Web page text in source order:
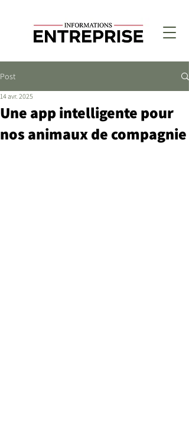
Post
Une app intelligente pour
nos animaux de compagnie
14 avr. 2025